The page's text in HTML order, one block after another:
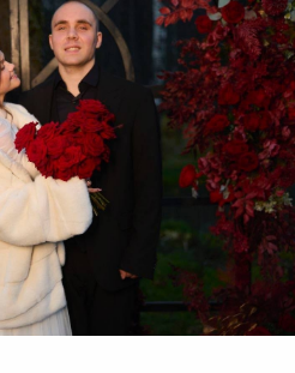
и ответы